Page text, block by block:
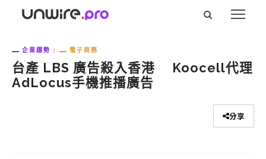
企業趨勢 電子商務
台產 LBS 廣告殺入香港 Koocell代理
AdLocus手機推播廣告
分享